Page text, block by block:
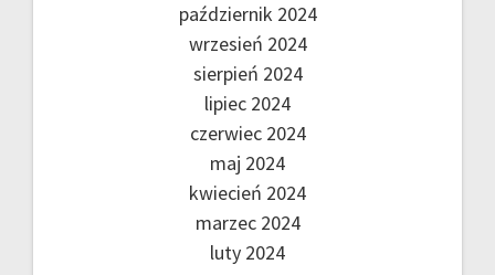
październik 2024
wrzesień 2024
sierpień 2024
lipiec 2024
czerwiec 2024
maj 2024
kwiecień 2024
marzec 2024
luty 2024